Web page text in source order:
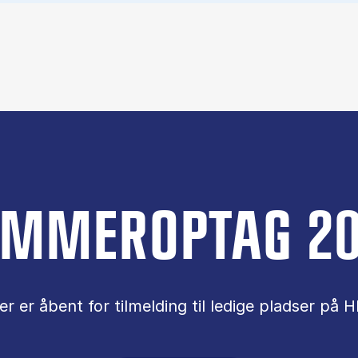
er åbent for tilmelding til ledige pladser på